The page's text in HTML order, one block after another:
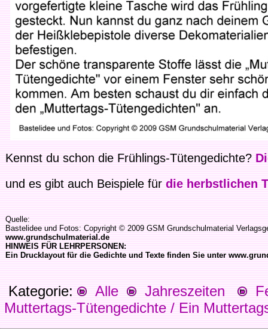
Kennst du schon die Frühlings-Tütengedichte?
und es gibt auch Beispiele fürdie herbstlichen
Quelle:
Bastelidee und Fotos: Copyright © 2009 GSM Grundschulmaterial
www.grundschulmaterial.de
HINWEIS FÜR LEHRPERSONEN:
Ein Drucklayout für die Gedichte und Texte finden Sie unter
Kategorie: Alle Jahreszeiten
Muttertags-Tütengedichte / Ein